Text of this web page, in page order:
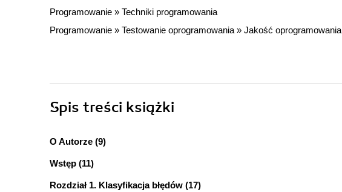
Programowanie » Techniki programowania
Programowanie » Testowanie oprogramowania » Jakość oprogramowania
Spis treści książki
O Autorze (9)
Wstęp (11)
Rozdział 1. Klasyfikacja błędów (17)